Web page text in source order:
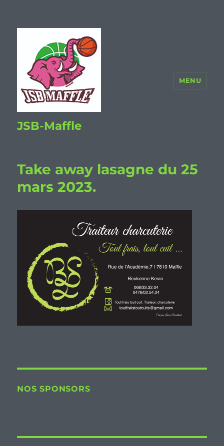
JSB-Maffle
MENU
Take away lasagne du 25
mars 2023.
NOS SPONSORS